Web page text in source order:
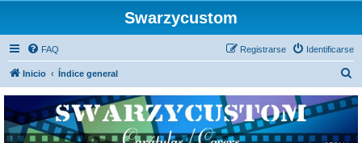
Swarzycustom
FAQ Identificarse
Registrarse
Inicio Índice general
c